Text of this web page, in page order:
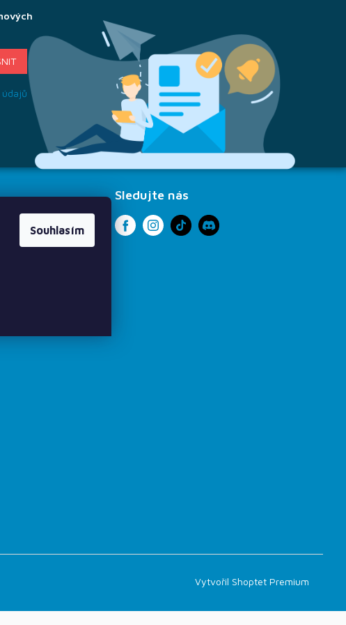
Souhlasím
Sledujte nás
Vytvořil Shoptet Premium